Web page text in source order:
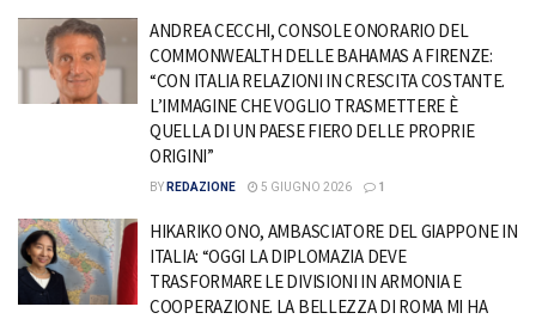
ANDREA CECCHI, CONSOLE ONORARIO DEL
COMMONWEALTH DELLE BAHAMAS A FIRENZE:
“CON ITALIA RELAZIONI IN CRESCITA COSTANTE.
L’IMMAGINE CHE VOGLIO TRASMETTERE È
QUELLA DI UN PAESE FIERO DELLE PROPRIE
ORIGINI”
BY REDAZIONE 5 GIUGNO 2026 1
HIKARIKO ONO, AMBASCIATORE DEL GIAPPONE IN
ITALIA: “OGGI LA DIPLOMAZIA DEVE
TRASFORMARE LE DIVISIONI IN ARMONIA E
COOPERAZIONE. LA BELLEZZA DI ROMA MI HA